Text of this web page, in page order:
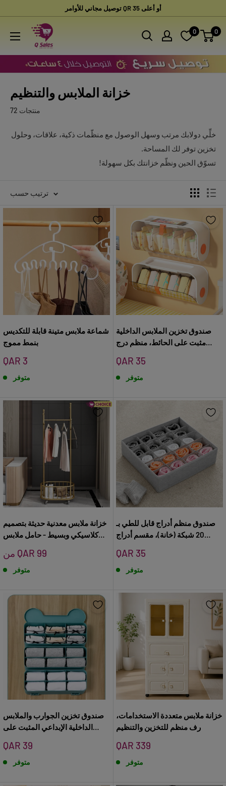
المحتوى
توصيل مجاني للأوامر QR 35 أو أعلى
Qsales
Online
Shopping
0 0
خزانة الملابس والتنظيم
72 منتجات
خلِّي دولابك مرتب وسهل الوصول مع منظّمات ذكية، علاقات، وحلول
تخزين توفر لك المساحة.
تسوّق الحين ونظّم خزانتك بكل سهولة!
ترتيب حسب
شماعة ملابس متينة قابلة للتكديس
بنمط مموج
سعر
QAR 3
متوفر
صندوق تخزين الملابس الداخلية
مثبت على الحائط، منظم درج
خلايا قابلة للتعديل
سعر
QAR 35
متوفر
خزانة ملابس معدنية حديثة بتصميم
كلاسيكي وبسيط - حامل ملابس
سعر
البيع
من QAR 99
متوفر
صندوق منظم أدراج قابل للطي بـ
20 شبكة (خانة)، مقسم أدراج
سعر
QAR 35
متوفر
صندوق تخزين الجوارب والملابس
الداخلية الإبداعي المثبت على
سعر
QAR 39
متوفر
خزانة ملابس متعددة الاستخدامات،
رف منظم للتخزين والتنظيم
سعر
QAR 339
متوفر